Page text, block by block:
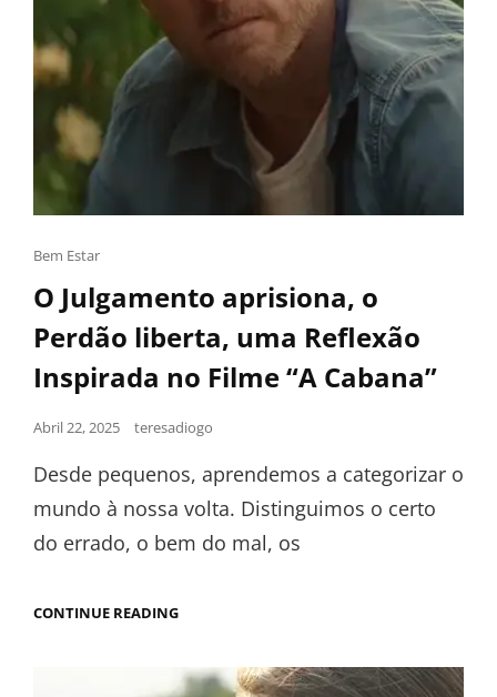
Bem Estar
O Julgamento aprisiona, o
Perdão liberta, uma Reflexão
Inspirada no Filme “A Cabana”
Abril 22, 2025 teresadiogo
Desde pequenos, aprendemos a categorizar o
mundo à nossa volta. Distinguimos o certo
do errado, o bem do mal, os
CONTINUE READING